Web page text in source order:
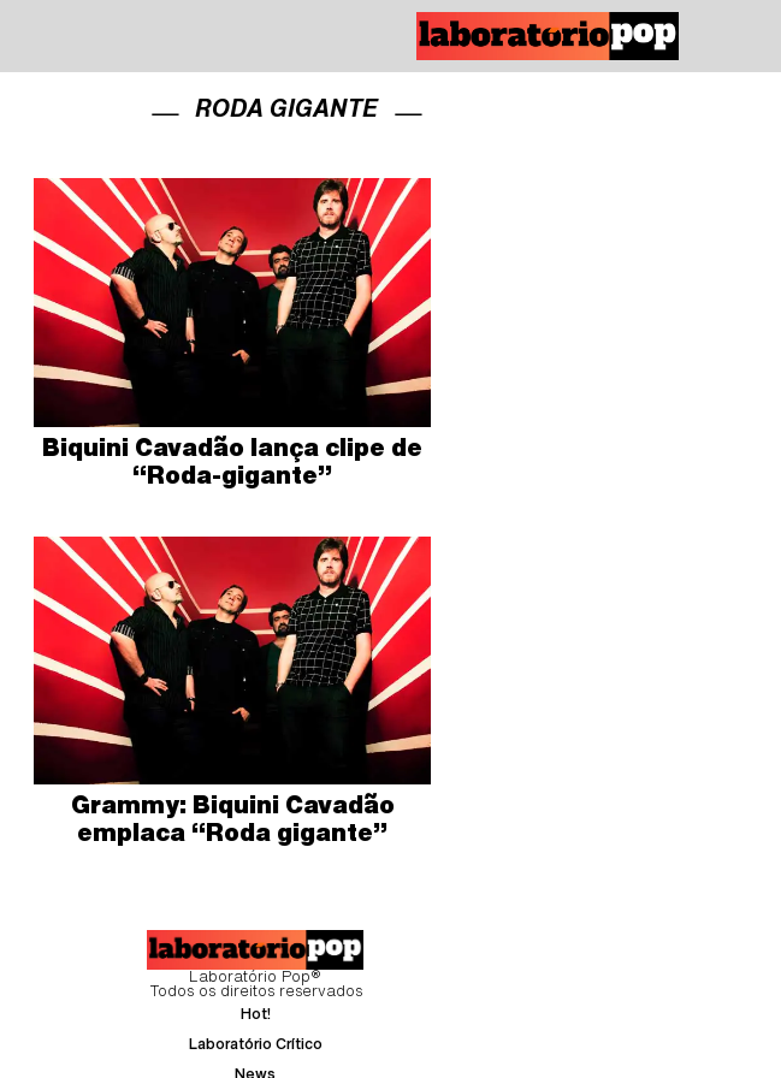
RODA GIGANTE
Biquini Cavadão lança clipe de
“Roda-gigante”
Grammy: Biquini Cavadão
emplaca “Roda gigante”
Laboratório Pop®
Todos os direitos reservados
Hot!
Laboratório Crítico
News